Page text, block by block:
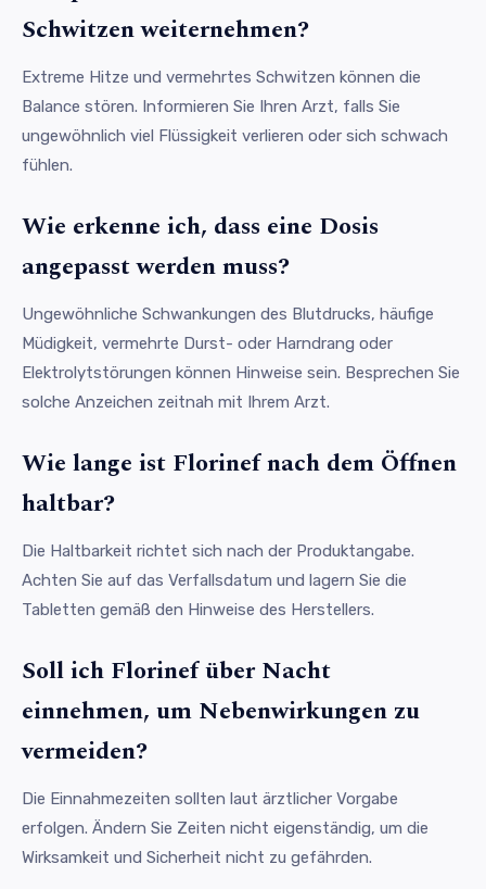
Schwitzen weiternehmen?
Extreme Hitze und vermehrtes Schwitzen können die
Balance stören. Informieren Sie Ihren Arzt, falls Sie
ungewöhnlich viel Flüssigkeit verlieren oder sich schwach
fühlen.
Wie erkenne ich, dass eine Dosis
angepasst werden muss?
Ungewöhnliche Schwankungen des Blutdrucks, häufige
Müdigkeit, vermehrte Durst- oder Harndrang oder
Elektrolytstörungen können Hinweise sein. Besprechen Sie
solche Anzeichen zeitnah mit Ihrem Arzt.
Wie lange ist Florinef nach dem Öffnen
haltbar?
Die Haltbarkeit richtet sich nach der Produktangabe.
Achten Sie auf das Verfallsdatum und lagern Sie die
Tabletten gemäß den Hinweise des Herstellers.
Soll ich Florinef über Nacht
einnehmen, um Nebenwirkungen zu
vermeiden?
Die Einnahmezeiten sollten laut ärztlicher Vorgabe
erfolgen. Ändern Sie Zeiten nicht eigenständig, um die
Wirksamkeit und Sicherheit nicht zu gefährden.